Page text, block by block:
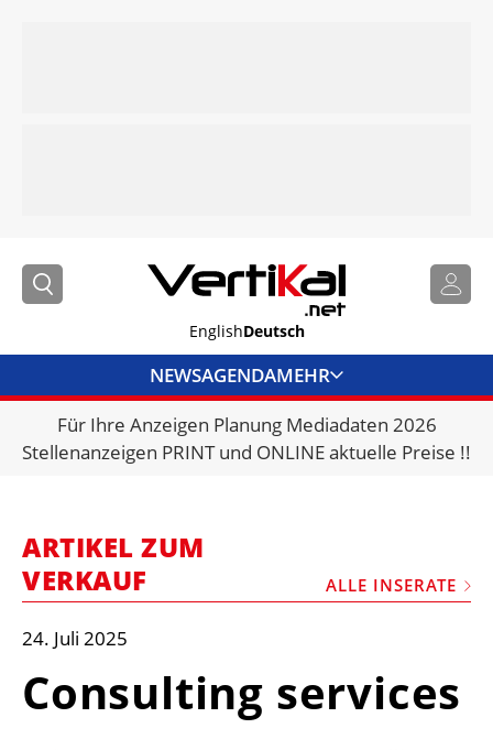
EnglishDeutsch
NEWSAGENDAMEHR
BRANCHENLINKS
VERMIETER
MARKTPLATZ
BIBLIOTHEK
KRAN & BÜHNE
Für Ihre Anzeigen Planung Mediadaten 2026
Stellenanzeigen PRINT und ONLINE aktuelle Preise !!
ARTIKEL ZUM
VERKAUF
ALLE INSERATE
24. Juli 2025
Consulting services